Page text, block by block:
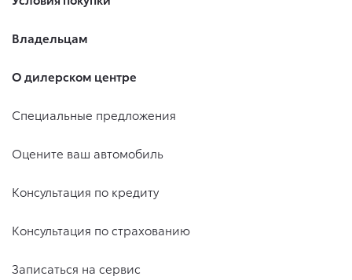
Владельцам
О дилерском центре
Специальные предложения
Оцените ваш автомобиль
Консультация по кредиту
Консультация по страхованию
Записаться на сервис